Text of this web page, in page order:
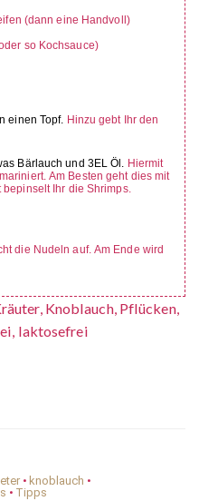
(dann eine Handvoll)
so Kochsauce)
einen Topf. Hinzu gebt Ihr den
Bärlauch und 3EL Öl.
Hiermit
Am Besten geht dies mit
Ihr die Shrimps.
die Nudeln auf. Am Ende wird
• knoblauch •
• Tipps